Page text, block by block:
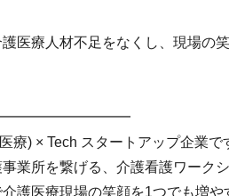
医療人材不足をなくし、現場の
療) × Tech スタートアップ企業で
業所を繋げる、介護看護ワーク
介護医療現場の笑顔を1つでも増